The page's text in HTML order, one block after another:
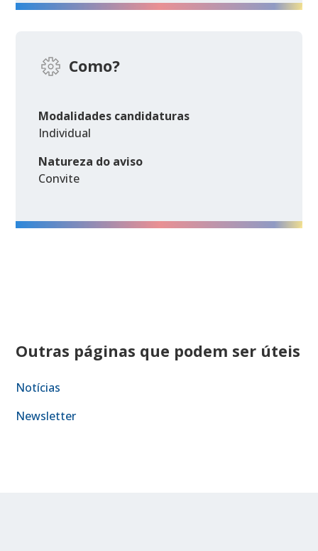
Como?
Modalidades candidaturas
Individual
Natureza do aviso
Convite
Outras páginas que podem ser úteis
Notícias
Newsletter